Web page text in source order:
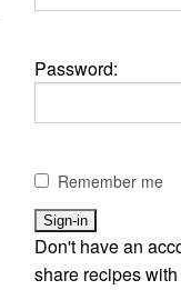
Password:
Remember me
Don't have an
share recipes